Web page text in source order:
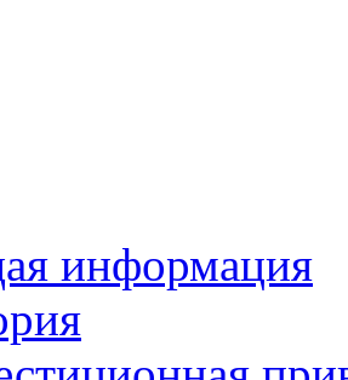
информация